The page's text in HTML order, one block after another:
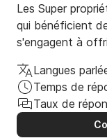
Les Super
qui bénéficient
s'engagent à
Langues
Temps de
Taux de